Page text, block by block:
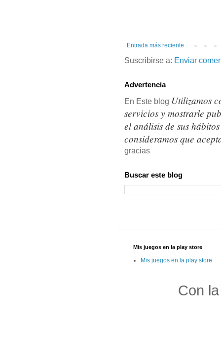
Entrada más reciente
Suscribirse a: Enviar
Advertencia
En Este blog Utilizamos
servicios y mostrarle
el análisis de sus
consideramos que
gracias
Buscar este blog
Mis juegos en la play store
Mis juegos en la play store
Con